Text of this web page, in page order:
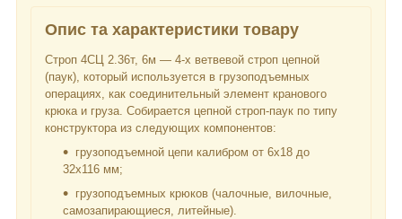
Опис та характеристики товару
Строп 4СЦ 2.36т, 6м — 4-х ветвевой строп цепной
(паук), который используется в грузоподъемных
операциях, как соединительный элемент кранового
крюка и груза. Собирается цепной строп-паук по типу
конструктора из следующих компонентов:
грузоподъемной цепи калибром от 6х18 до
32х116 мм;
грузоподъемных крюков (чалочные, вилочные,
самозапирающиеся, литейные).